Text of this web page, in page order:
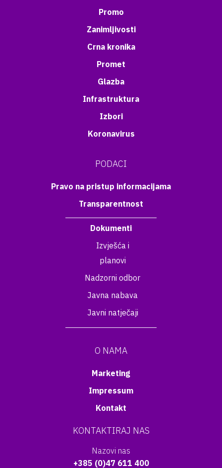
Promo
Zanimljivosti
Crna kronika
Promet
Glazba
Infrastruktura
Izbori
Koronavirus
PODACI
Pravo na pristup informacijama
Transparentnost
Dokumenti
Izvješća i
planovi
Nadzorni odbor
Javna nabava
Javni natječaji
O NAMA
Marketing
Impressum
Kontakt
KONTAKTIRAJ NAS
Nazovi nas
+385 (0)47 611 400